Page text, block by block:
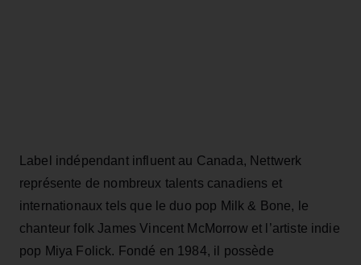
Label indépendant influent au Canada, Nettwerk
représente de nombreux talents canadiens et
internationaux tels que le duo pop Milk & Bone, le
chanteur folk James Vincent McMorrow et l’artiste indie
pop Miya Folick. Fondé en 1984, il possède